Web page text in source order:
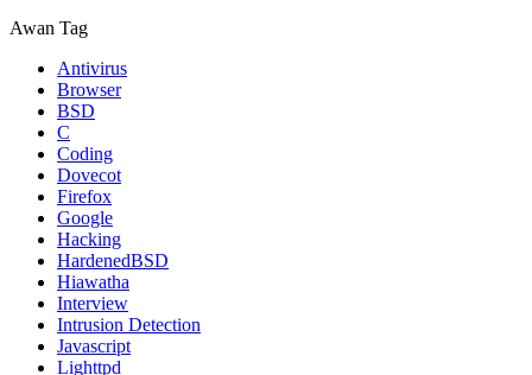
Awan Tag
Antivirus
Browser
BSD
C
Coding
Dovecot
Firefox
Google
Hacking
HardenedBSD
Hiawatha
Interview
Intrusion Detection
Javascript
Lighttpd